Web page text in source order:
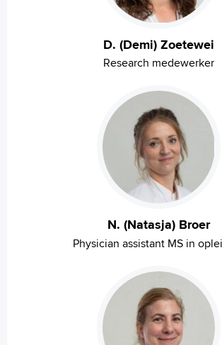
D. (Demi) Zoetewei
Research medewerker
N. (Natasja) Broer
Physician assistant MS in